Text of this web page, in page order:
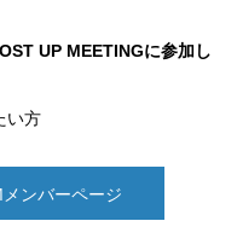
UP MEETINGに参加し
い方
メンバーページ